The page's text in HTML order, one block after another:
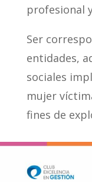
profesional
Ser
entidades,
sociales
mujer
fines de